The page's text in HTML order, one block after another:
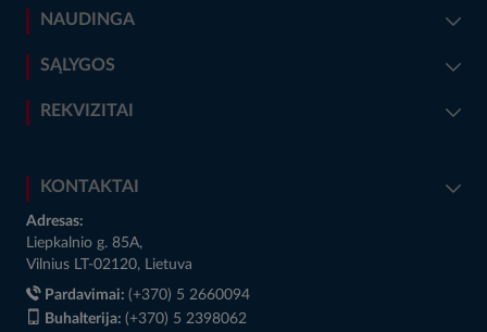
NAUDINGA
SĄLYGOS
REKVIZITAI
KONTAKTAI
Adresas:
Liepkalnio g. 85A,
Vilnius LT-02120, Lietuva
Pardavimai: (+370) 5 2660094
Buhalterija: (+370) 5 2398062